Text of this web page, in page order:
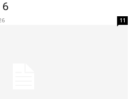
6
11